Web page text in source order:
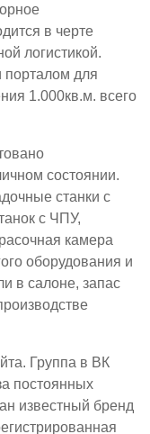
в черте
логистикой.
для
1.000кв.м. всего
состоянии.
станки с
с ЧПУ,
камера
оборудования и
в салоне, запас
Группа в ВК
постоянных
известный бренд